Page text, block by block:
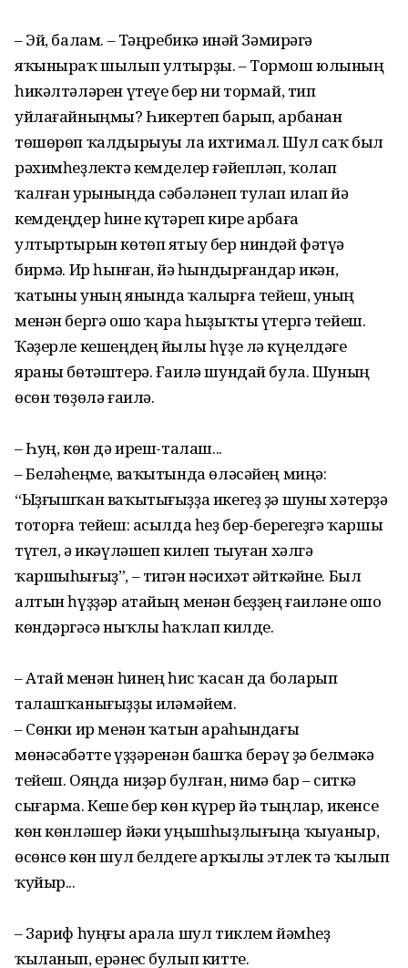
– Эй, балам. – Тәңребикә инәй Зәмирәгә
яҡыныраҡ шылып ултырҙы. – Тормош юлының
һикәлтәләрен үтеүе бер ни тормай, тип
уйлағайныңмы? Һикертеп барып, арбанан
төшөрөп ҡалдырыуы ла ихтимал. Шул саҡ был
рәхимһеҙлектә кемделер ғәйепләп, ҡолап
ҡалған урыныңда сәбәләнеп тулап илап йә
кемдеңдер һине күтәреп кире арбаға
ултыртырын көтөп ятыу бер ниндәй фәтүә
бирмәҫ. Ир һынған, йә һындырғандар икән,
ҡатыны уның янында ҡалырға тейеш, уның
менән бергә ошо ҡара һыҙыҡты үтергә тейеш.
Ҡәҙерле кешеңдең йылы һүҙе лә күңелдәге
яраны бөтәштерә. Ғаилә шундай була. Шуның
өсөн төҙөлә ғаилә.
– Һуң, көн дә иреш-талаш...
– Беләһеңме, ваҡытында өләсәйең миңә:
“Ыҙғышҡан ваҡытығыҙҙа икегеҙ ҙә шуны хәтерҙә
тоторға тейеш: асылда һеҙ бер-берегеҙгә ҡаршы
түгел, ә икәүләшеп килеп тыуған хәлгә
ҡаршыһығыҙ”, – тигән нәсихәт әйткәйне. Был
алтын һүҙҙәр атайың менән беҙҙең ғаиләне ошо
көндәргәсә ныҡлы һаҡлап килде.
– Атай менән һинең һис ҡасан да боларып
талашҡанығыҙҙы иҫләмәйем.
– Сөнки ир менән ҡатын араһындағы
мөнәсәбәтте үҙҙәренән башҡа берәү ҙә белмәҫкә
тейеш. Ояңда ниҙәр булған, нимә бар – ситкә
сығарма. Кеше бер көн күрер йә тыңлар, икенсе
көн көнләшер йәки уңышһыҙлығыңа ҡыуаныр,
өсөнсө көн шул белдеге арҡылы этлек тә ҡылып
ҡуйыр...
– Зариф һуңғы арала шул тиклем йәмһеҙ
ҡыланып, ерәнес булып китте.